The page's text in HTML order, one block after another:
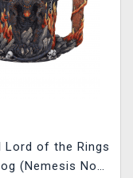
Lord of the Rings
(Nemesis Now)